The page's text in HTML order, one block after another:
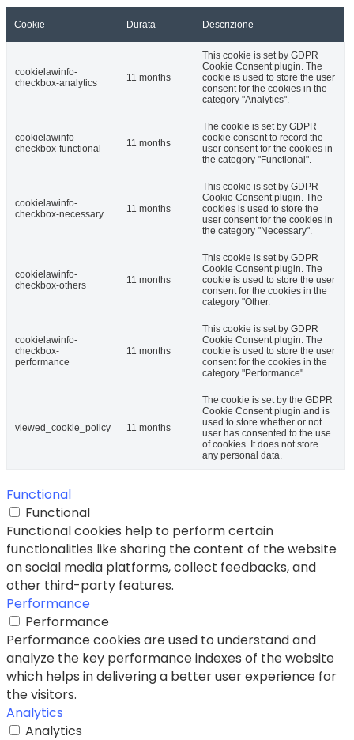
Cookie Durata Descrizione
cookielawinfo-
checkbox-analytics
11 months
This cookie is set by GDPR
Cookie Consent plugin. The
cookie is used to store the user
consent for the cookies in the
category "Analytics".
cookielawinfo-
checkbox-functional
11 months
The cookie is set by GDPR
cookie consent to record the
user consent for the cookies in
the category "Functional".
cookielawinfo-
checkbox-necessary
11 months
This cookie is set by GDPR
Cookie Consent plugin. The
cookies is used to store the
user consent for the cookies in
the category "Necessary".
cookielawinfo-
checkbox-others
11 months
This cookie is set by GDPR
Cookie Consent plugin. The
cookie is used to store the user
consent for the cookies in the
category "Other.
cookielawinfo-
checkbox-
performance
11 months
This cookie is set by GDPR
Cookie Consent plugin. The
cookie is used to store the user
consent for the cookies in the
category "Performance".
viewed_cookie_policy 11 months
The cookie is set by the GDPR
Cookie Consent plugin and is
used to store whether or not
user has consented to the use
of cookies. It does not store
any personal data.
Functional
Functional
Functional cookies help to perform certain
functionalities like sharing the content of the website
on social media platforms, collect feedbacks, and
other third-party features.
Performance
Performance
Performance cookies are used to understand and
analyze the key performance indexes of the website
which helps in delivering a better user experience for
the visitors.
Analytics
Analytics